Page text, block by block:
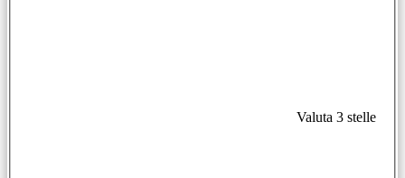
Valuta 3 stelle